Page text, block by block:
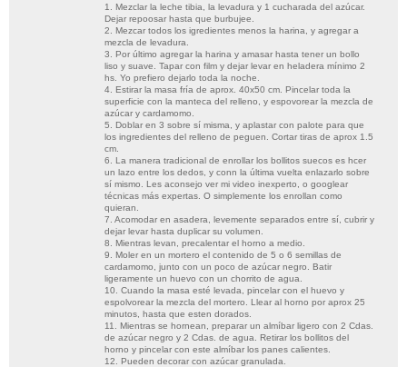
1. Mezclar la leche tibia, la levadura y 1 cucharada del azúcar.
Dejar repoosar hasta que burbujee.
2. Mezcar todos los igredientes menos la harina, y agregar a
mezcla de levadura.
3. Por último agregar la harina y amasar hasta tener un bollo
liso y suave. Tapar con film y dejar levar en heladera mínimo 2
hs. Yo prefiero dejarlo toda la noche.
4. Estirar la masa fría de aprox. 40x50 cm. Pincelar toda la
superficie con la manteca del relleno, y espovorear la mezcla de
azúcar y cardamomo.
5. Doblar en 3 sobre sí misma, y aplastar con palote para que
los ingredientes del relleno de peguen. Cortar tiras de aprox 1.5
cm.
6. La manera tradicional de enrollar los bollitos suecos es hcer
un lazo entre los dedos, y conn la última vuelta enlazarlo sobre
sí mismo. Les aconsejo ver mi video inexperto, o googlear
técnicas más expertas. O simplemente los enrollan como
quieran.
7. Acomodar en asadera, levemente separados entre sí, cubrir y
dejar levar hasta duplicar su volumen.
8. Mientras levan, precalentar el horno a medio.
9. Moler en un mortero el contenido de 5 o 6 semillas de
cardamomo, junto con un poco de azúcar negro. Batir
ligeramente un huevo con un chorrito de agua.
10. Cuando la masa esté levada, pincelar con el huevo y
espolvorear la mezcla del mortero. Llear al horno por aprox 25
minutos, hasta que esten dorados.
11. Mientras se hornean, preparar un almíbar ligero con 2 Cdas.
de azúcar negro y 2 Cdas. de agua. Retirar los bollitos del
horno y pincelar con este almíbar los panes calientes.
12. Pueden decorar con azúcar granulada.